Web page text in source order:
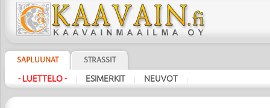
SAPLUUNAT STRASSIT
- LUETTELO - | ESIMERKIT | NEUVOT |